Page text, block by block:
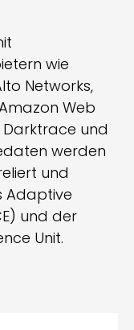
wie
Networks,
Web
Darktrace und
werden
und
Adaptive
und der
Unit.